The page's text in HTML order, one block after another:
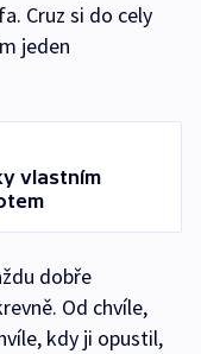
Cruz si do cely
jeden
vlastním
dobře
Od chvíle,
kdy ji opustil,